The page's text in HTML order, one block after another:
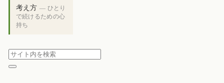
考え方 — ひとり
で続けるための心
持ち